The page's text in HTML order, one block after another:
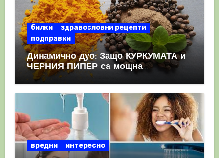
билки
здравословни рецепти
подправки
Динамично дуо: Защо КУРКУМАТА и
ЧЕРНИЯ ПИПЕР са мощна
комбинация
вредни интересно